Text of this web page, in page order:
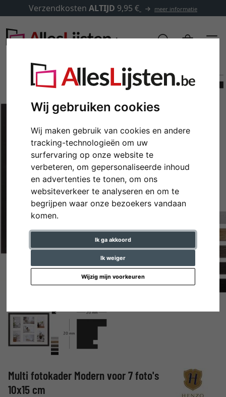
Wij gebruiken cookies
Wij maken gebruik van cookies en andere
tracking-technologieën om uw
surfervaring op onze website te
verbeteren, om gepersonaliseerde inhoud
en advertenties te tonen, om ons
websiteverkeer te analyseren en om te
begrijpen waar onze bezoekers vandaan
komen.
Ik ga akkoord
Ik weiger
Wijzig mijn voorkeuren
Verzendkosten ALTIJD 9,95 € meer informatie
Terug
Multi fotokader Modern voor 7 foto's
10x15 cm